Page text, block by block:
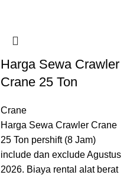
Harga Sewa Crawler
Crane 25 Ton
Crane
Harga Sewa Crawler Crane
25 Ton pershift (8 Jam)
include dan exclude Agustus
2026. Biaya rental alat berat